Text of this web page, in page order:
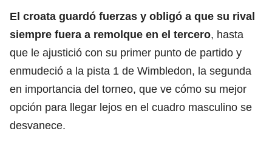
El croata guardó fuerzas y obligó a que su rival
siempre fuera a remolque en el tercero, hasta
que le ajustició con su primer punto de partido y
enmudeció a la pista 1 de Wimbledon, la segunda
en importancia del torneo, que ve cómo su mejor
opción para llegar lejos en el cuadro masculino se
desvanece.